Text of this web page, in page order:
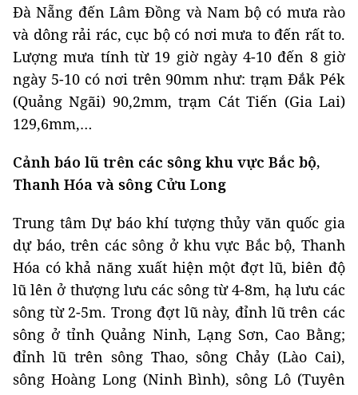
Đà Nẵng đến Lâm Đồng và Nam bộ có mưa rào
và dông rải rác, cục bộ có nơi mưa to đến rất to.
Lượng mưa tính từ 19 giờ ngày 4-10 đến 8 giờ
ngày 5-10 có nơi trên 90mm như: trạm Đắk Pék
(Quảng Ngãi) 90,2mm, trạm Cát Tiến (Gia Lai)
129,6mm,…
Cảnh báo lũ trên các sông khu vực Bắc bộ,
Thanh Hóa và sông Cửu Long
Trung tâm Dự báo khí tượng thủy văn quốc gia
dự báo, trên các sông ở khu vực Bắc bộ, Thanh
Hóa có khả năng xuất hiện một đợt lũ, biên độ
lũ lên ở thượng lưu các sông từ 4-8m, hạ lưu các
sông từ 2-5m. Trong đợt lũ này, đỉnh lũ trên các
sông ở tỉnh Quảng Ninh, Lạng Sơn, Cao Bằng;
đỉnh lũ trên sông Thao, sông Chảy (Lào Cai),
sông Hoàng Long (Ninh Bình), sông Lô (Tuyên